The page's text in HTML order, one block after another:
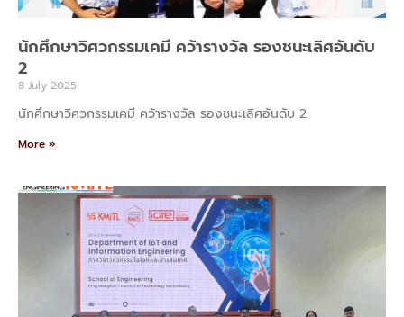
นักศึกษาวิศวกรรมเคมี คว้ารางวัล รองชนะเลิศอันดับ
2
8 July 2025
นักศึกษาวิศวกรรมเคมี คว้ารางวัล รองชนะเลิศอันดับ 2
More »